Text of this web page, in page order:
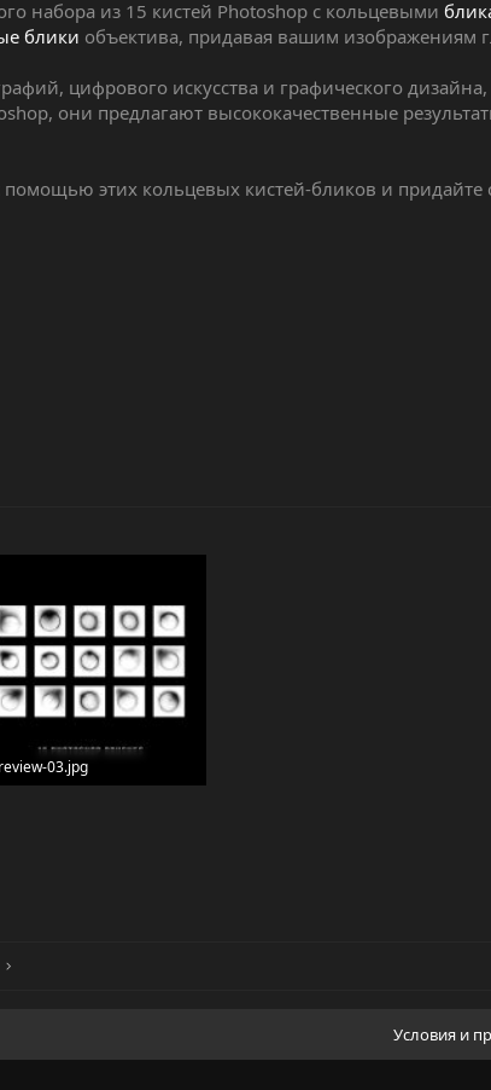
набора из 15 кистей Photoshop с кольцевыми
блики объектива, придавая вашим изображениям
цифрового искусства и графического дизайна,
они предлагают высококачественные
этих кольцевых кистей-бликов и
03.jpg
Условия и